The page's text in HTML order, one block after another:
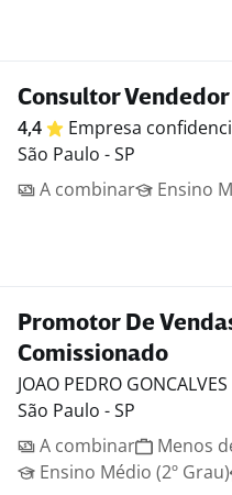
Consultor Vendedor
4,4 Empresa
São Paulo - SP
A combinar
Ensino
Promotor De
Comissionado
JOAO PEDRO GONCALVES
São Paulo - SP
A combinar
Menos
Ensino Médio (2º Grau)